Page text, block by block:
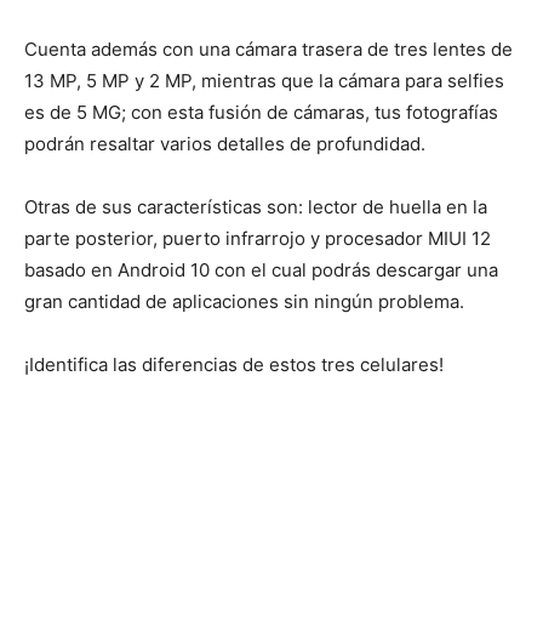
Cuenta además con una cámara trasera de tres lentes de
13 MP, 5 MP y 2 MP, mientras que la cámara para selfies
es de 5 MG; con esta fusión de cámaras, tus fotografías
podrán resaltar varios detalles de profundidad.
Otras de sus características son: lector de huella en la
parte posterior, puerto infrarrojo y procesador MIUI 12
basado en Android 10 con el cual podrás descargar una
gran cantidad de aplicaciones sin ningún problema.
¡Identifica las diferencias de estos tres celulares!